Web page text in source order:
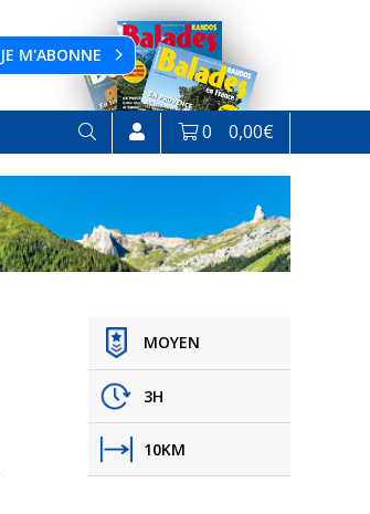
JE M'ABONNE
0 0,00€
MOYEN
3H
10KM